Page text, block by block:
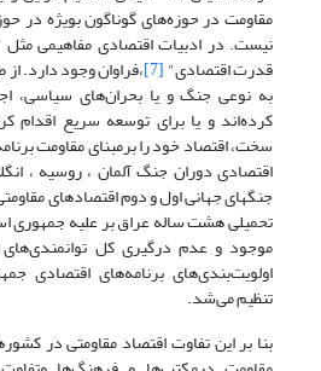
مقاومت در حوزه‌های گوناگون بویژه در
نیست. در ادبیات اقتصادی مفاهیمی
قدرت اقتصادی"[7] ،فراوان وجود دارد.
به نوعی جنگ‌ و یا بحران‌های سیاسی،
کرده‌اند و یا برای توسعه سریع اقدام
سخت، اقتصاد خود را برمبنای مقاومت
اقتصادی دوران جنگ آلمان ، روسیه ،
جنگهای جهانی اول و دوم اقتصادهای
تحمیلی هشت ساله عراق بر علیه جمهوری
موجود و عدم درگیری کل توانمندی‌های
اولویت‌بندی‌های برنامه‌های اقتصادی
تنظیم می‌شد.
بنا بر این تفاوت اقتصاد مقاومتی در